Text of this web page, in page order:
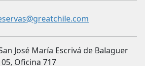
José María Escrivá de Balaguer
Oficina 717